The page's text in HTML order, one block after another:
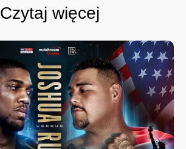
Czytaj więcej